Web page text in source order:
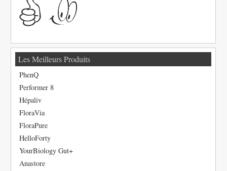
Les Meilleurs Produits
PhenQ
Performer 8
Hépaliv
FloraVia
FloraPure
HelloForty
YourBiology Gut+
Anastore